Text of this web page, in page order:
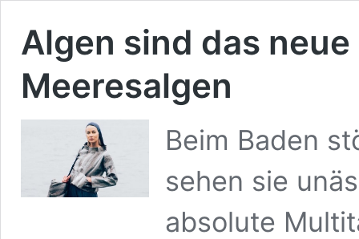
Algen sind das
Meeresalgen
Beim Baden
sehen sie
absolute